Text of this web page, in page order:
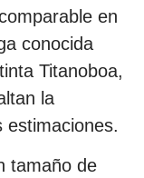
en
conocida
Titanoboa,
la
estimaciones.
tamaño de